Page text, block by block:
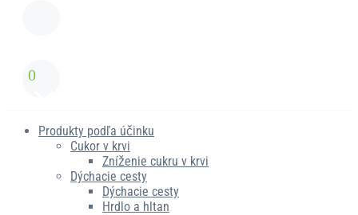
0
Produkty podľa účinku
Cukor v krvi
Zníženie cukru v krvi
Dýchacie cesty
Dýchacie cesty
Hrdlo a hltan